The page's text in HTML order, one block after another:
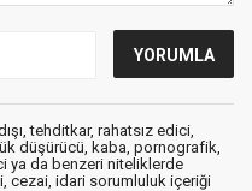
tehditkar, rahatsız edici,
düşürücü, kaba, pornografik,
ya da benzeri niteliklerde
cezai, idari sorumluluk içeriği